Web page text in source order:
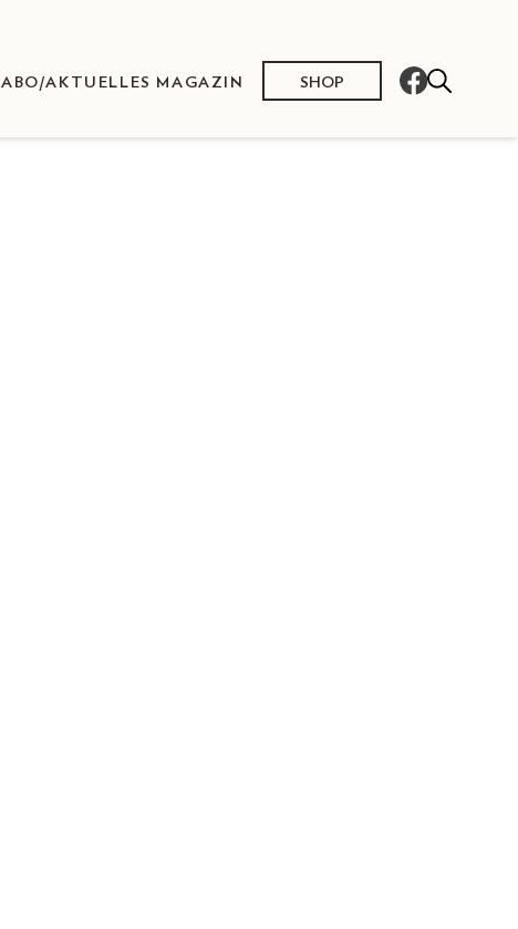
ABO/AKTUELLES MAGAZIN SHOP